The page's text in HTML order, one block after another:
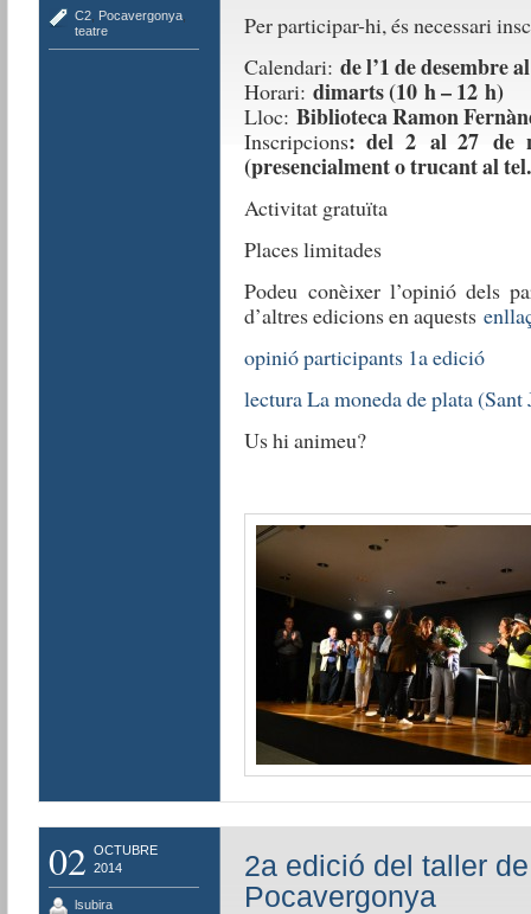
C2, Pocavergonya,
teatre
Per participar-hi, és necessari
Calendari: de l’1 de desembre
Horari: dimarts (10 h – 12 h)
Lloc: Biblioteca Ramon
Inscripcions: del 2 al 27 de
(presencialment o trucant al
Activitat gratuïta
Places limitades
Podeu conèixer l’opinió dels
d’altres edicions en aquests
opinió participants 1a edició
lectura La moneda de plata
Us hi animeu?
02 OCTUBRE
2014
lsubira
2a edició del taller
Pocavergonya